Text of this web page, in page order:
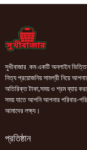
সুখীবাজার .কম একটি অনলাইন
নিত্য প্রয়োজনিয় সামগ্রী নিয়ে
অতিরিক্ত টাকা,সময় ও শ্রম ব্যায়
সময় যাতে আপনি আপনার পরিবার-
আমাদের লক্ষ্য।
প্রতিষ্ঠান